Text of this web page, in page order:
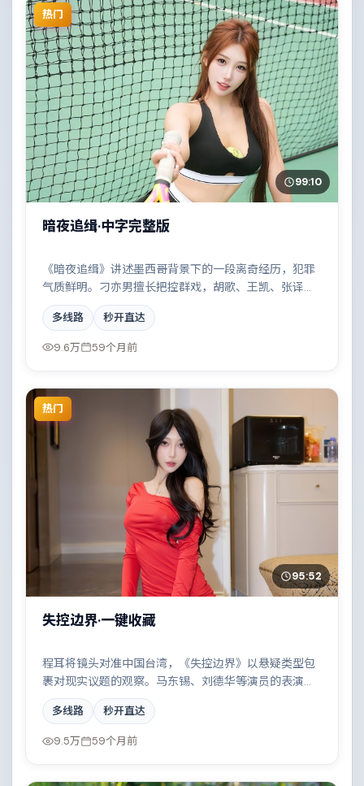
热门
99:10
暗夜追缉·中字完整版
《暗夜追缉》讲述墨西哥背景下的一段离奇经历，犯罪
气质鲜明。刁亦男擅长把控群戏，胡歌、王凯、张译共
同撑起复杂人物关系，家族恩怨与时代变迁交织成一曲
悲歌。
多线路 秒开直达
9.6万 59个月前
热门
95:52
失控边界·一键收藏
程耳将镜头对准中国台湾，《失控边界》以悬疑类型包
裹对现实议题的观察。马东锡、刘德华等演员的表演层
次丰富，一场看似偶然的事故牵出陈年秘辛。全片在类
型元素与人文关怀之间取得平衡。
多线路 秒开直达
9.5万 59个月前